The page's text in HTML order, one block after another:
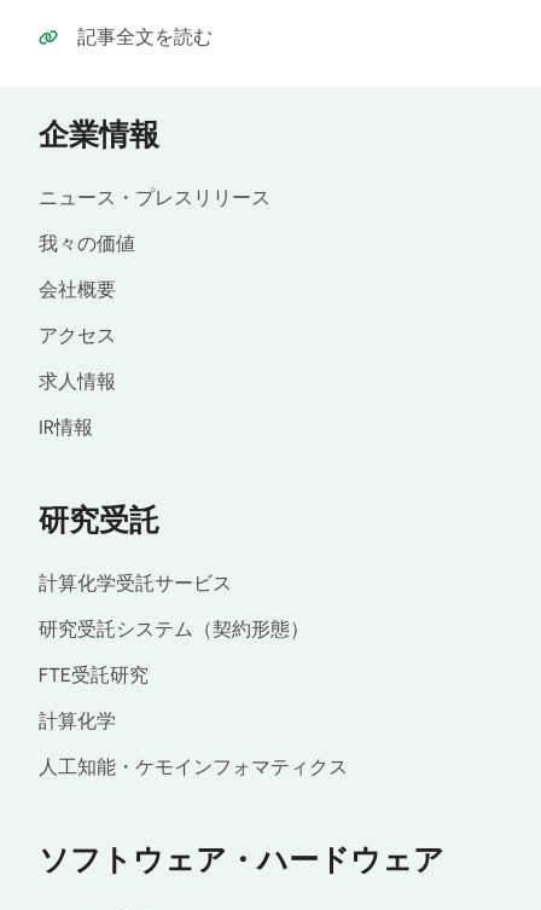
記事全文を読む
企業情報
ニュース・プレスリリース
我々の価値
会社概要
アクセス
求人情報
IR情報
研究受託
計算化学受託サービス
研究受託システム（契約形態）
FTE受託研究
計算化学
人工知能・ケモインフォマティクス
ソフトウェア・ハードウェア